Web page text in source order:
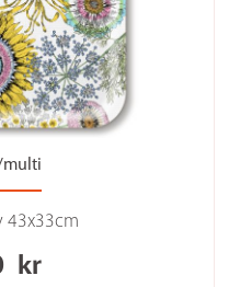
43x33cm
kr